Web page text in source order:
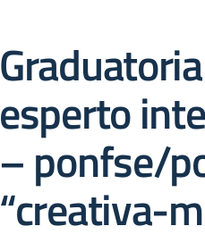
esperto
– ponfse/
“creativa-